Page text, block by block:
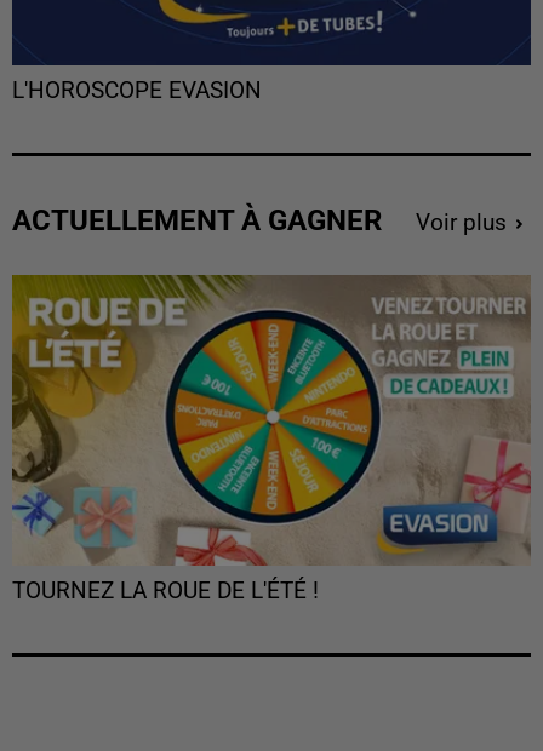
L'HOROSCOPE EVASION
ACTUELLEMENT À GAGNER Voir plus
TOURNEZ LA ROUE DE L'ÉTÉ !